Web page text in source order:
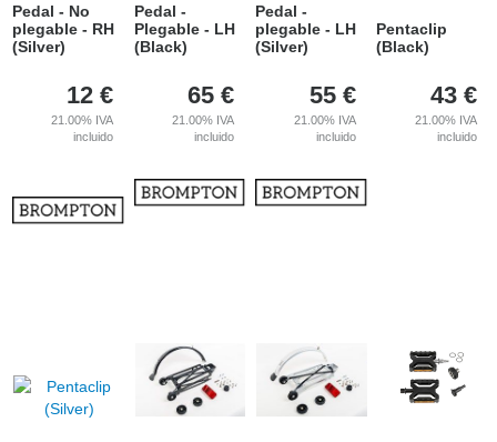
Pedal - No
plegable - RH
(Silver)
12 €
21.00% IVA
incluido
Pedal -
Plegable - LH
(Black)
65 €
21.00% IVA
incluido
Pedal -
plegable - LH
(Silver)
55 €
21.00% IVA
incluido
Pentaclip
(Black)
43 €
21.00% IVA
incluido